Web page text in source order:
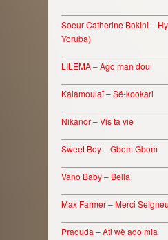
Soeur Catherine Bokini –
Yoruba)
LILEMA – Ago man dou
Kalamoulaï – Sé-kookari
Nikanor – Vis ta vie
Sweet Boy – Gbom Gbom
Vano Baby – Bella
Max Farmer – Merci
Praouda – Ati wè ado mia